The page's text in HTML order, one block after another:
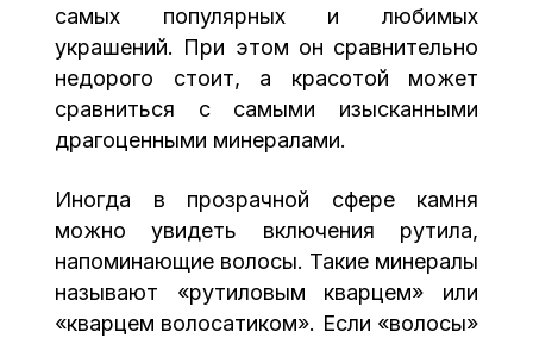
самых популярных и любимых
украшений. При этом он сравнительно
недорого стоит, а красотой может
сравниться с самыми изысканными
драгоценными минералами.
Иногда в прозрачной сфере камня
можно увидеть включения рутила,
напоминающие волосы. Такие минералы
называют «рутиловым кварцем» или
«кварцем волосатиком». Если «волосы»